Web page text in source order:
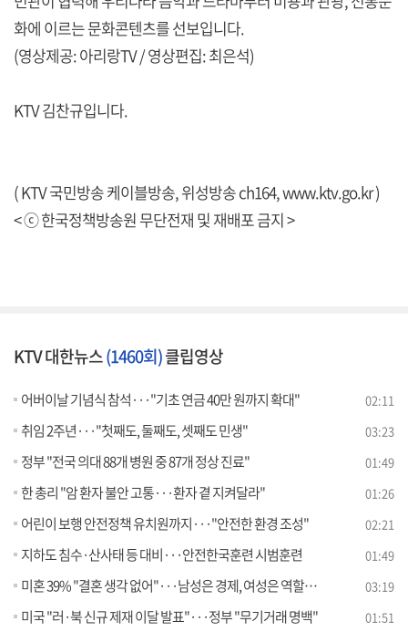
화에 이르는 문화콘텐츠를 선보입니다.
(영상제공: 아리랑TV / 영상편집: 최은석)
KTV 김찬규입니다.
( KTV 국민방송 케이블방송, 위성방송 ch164,www.ktv.go.kr)
< ⓒ 한국정책방송원 무단전재 및 재배포 금지 >
KTV 대한뉴스(1460회)클립영상
어버이날 기념식 참석···"기초 연금 40만 원까지 확대" 02:11
취임 2주년···"첫째도, 둘째도, 셋째도 민생" 03:23
정부 "전국 의대 88개 병원 중 87개 정상 진료" 01:49
한 총리 "암 환자 불안 고통···환자 곁 지켜달라" 01:26
어린이 보행 안전정책 유치원까지···"안전한 환경 조성" 02:21
지하도 침수·산사태 등 대비···안전한국훈련 시범훈련 01:49
미혼 39% "결혼 생각 없어"···남성은 경제, 여성은 역할 부담 03:19
미국 "러·북 신규 제재 이달 발표"···정부 "무기거래 명백" 01:51